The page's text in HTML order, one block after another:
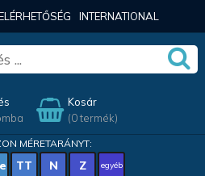
INTERNATIONAL
Kosár
(0 termék)
MÉRETARÁNYT:
TT N Z egyéb